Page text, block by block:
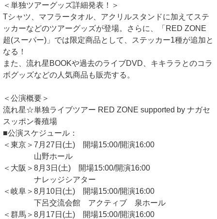
＜単独ツアーグッズ詳細発表！＞
Tシャツ、マフラータオル、アクリルスタンドに加えてステ
ッカーなどのツアーグッズが登場。さらに、「RED ZONE
超(スーパー)」では限定商品として、ステッカー1種が追加と
なる！
また、流れ星BOOKや過去のライブDVD、キキララとのコラ
ボグッズなどの人気商品も販売する。
＜公演概要＞
流れ星☆単独ライブツアー RED ZONE supported by ナガセ
スッポン養殖場
■公演スケジュール：
＜東京＞7月27日(土) 開場15:00/開演16:00
山野ホール
＜大阪＞8月3日(土) 開場15:00/開演16:00
ナレッジシアター
＜岐阜＞8月10日(土) 開場15:00/開演16:00
下呂交流会館 アクティブ 泉ホール
＜群馬＞8月17日(土) 開場15:00/開演16:00